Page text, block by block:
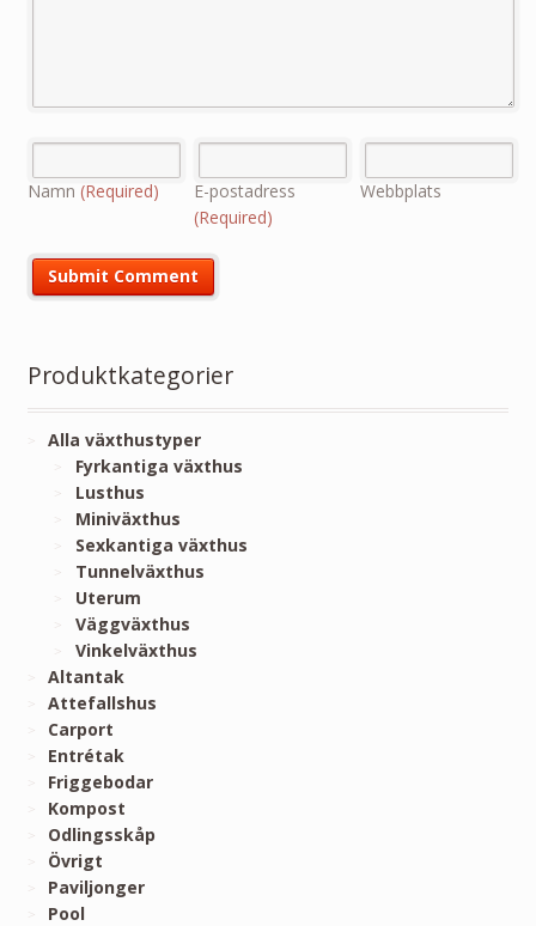
Namn (Required)
E-postadress
(Required)
Webbplats
Produktkategorier
Alla växthustyper
Fyrkantiga växthus
Lusthus
Miniväxthus
Sexkantiga växthus
Tunnelväxthus
Uterum
Väggväxthus
Vinkelväxthus
Altantak
Attefallshus
Carport
Entrétak
Friggebodar
Kompost
Odlingsskåp
Övrigt
Paviljonger
Pool